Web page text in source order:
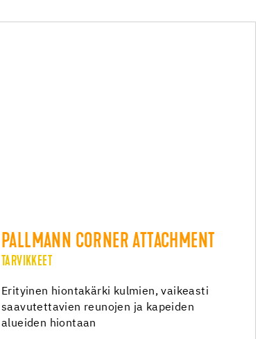
PALLMANN CORNER ATTACHMENT
TARVIKKEET
Erityinen hiontakärki kulmien, vaikeasti
saavutettavien reunojen ja kapeiden
alueiden hiontaan